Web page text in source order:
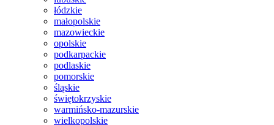
łódzkie
małopolskie
mazowieckie
opolskie
podkarpackie
podlaskie
pomorskie
śląskie
świętokrzyskie
warmińsko-mazurskie
wielkopolskie